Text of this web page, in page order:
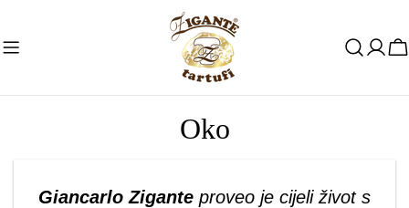
sadržaj
Oko
Giancarlo Zigante proveo je cijeli život s